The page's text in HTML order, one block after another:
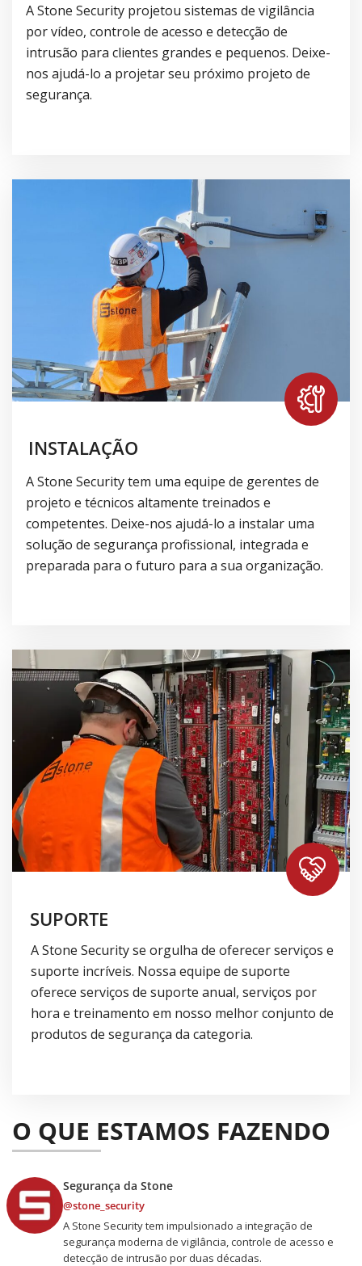
A Stone Security projetou sistemas de vigilância
por vídeo, controle de acesso e detecção de
intrusão para clientes grandes e pequenos. Deixe-
nos ajudá-lo a projetar seu próximo projeto de
segurança.
INSTALAÇÃO
A Stone Security tem uma equipe de gerentes de
projeto e técnicos altamente treinados e
competentes. Deixe-nos ajudá-lo a instalar uma
solução de segurança profissional, integrada e
preparada para o futuro para a sua organização.
SUPORTE
A Stone Security se orgulha de oferecer serviços e
suporte incríveis. Nossa equipe de suporte
oferece serviços de suporte anual, serviços por
hora e treinamento em nosso melhor conjunto de
produtos de segurança da categoria.
O QUE ESTAMOS FAZENDO
Segurança da Stone
@stone_security
A Stone Security tem impulsionado a integração de
segurança moderna de vigilância, controle de acesso e
detecção de intrusão por duas décadas.